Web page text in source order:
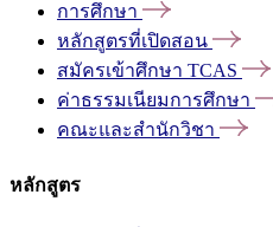
การศึกษา
หลักสูตรที่เปิดสอน
สมัครเข้าศึกษา TCAS
ค่าธรรมเนียมการศึกษา
คณะและสำนักวิชา
หลักสูตร